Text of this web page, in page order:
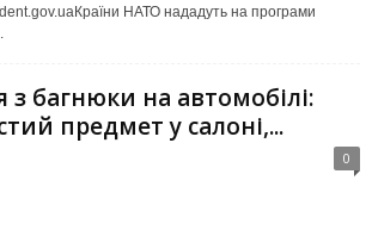
НАТО нададуть на програми
з багнюки на автомобілі:
предмет у салоні,...
0